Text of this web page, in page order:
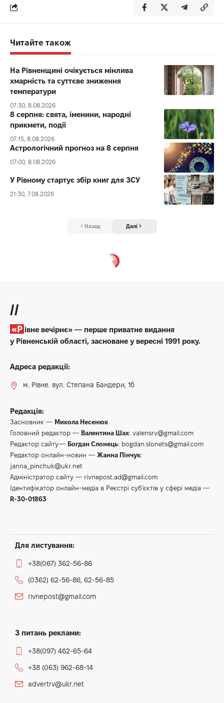
Читайте також
На Рівненщині очікується мінлива
хмарність та суттєве зниження
температури
07:30, 8.08.2026
8 серпня: свята, іменини, народні
прикмети, події
07:15, 8.08.2026
Астрологічний прогноз на 8 серпня
07:00, 8.08.2026
У Рівному стартує збір книг для ЗСУ
21:30, 7.08.2026
Назад Далі
Удар по судинах: як захиститися сьогодні від магнітної бурі
захиститися сьогодні від
магнітної бурі
admin 2 Липня 2026, 08:00
1 хв. читання
Сьогодні, 2 липня, Землю накриє середня магнітна буря.
може стати серйозним випробуванням для
метеозалежних людей.
К-індексом 4 (жовтий рівень), що відповідає магнітній
бурі середньої інтенсивності.